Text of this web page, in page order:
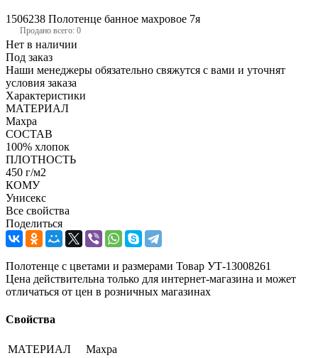
1506238 Полотенце банное махровое 7я
Продано всего: 0
Нет в наличии
Под заказ
Наши менеджеры обязательно свяжутся с вами и уточнят
условия заказа
Характеристики
МАТЕРИАЛ
Махра
СОСТАВ
100% хлопок
ПЛОТНОСТЬ
450 г/м2
КОМУ
Унисекс
Все свойства
Поделиться
Полотенце с цветами и размерами Товар УТ-13008261
Цена действительна только для интернет-магазина и может
отличаться от цен в розничных магазинах
Свойства
МАТЕРИАЛ
Махра